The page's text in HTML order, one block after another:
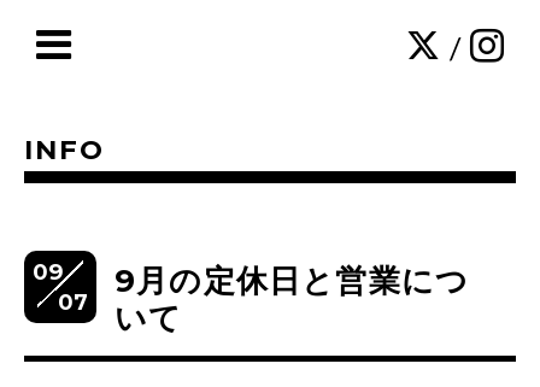
/
INFO
09
07
9月の定休日と営業につ
いて